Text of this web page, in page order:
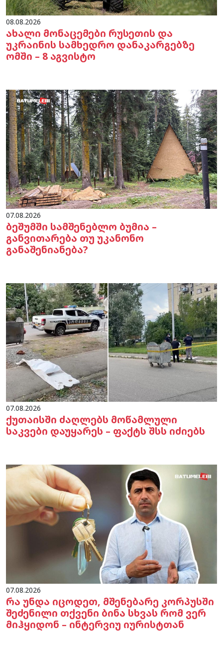
08.08.2026
ახალი მონაცემები რუსეთის და
უკრაინის სამხედრო დანაკარგებზე
ომში – 8 აგვისტო
07.08.2026
ბეშუმში სამშენებლო ბუმია –
განვითარება თუ უკანონო
განაშენიანება?
07.08.2026
ქუთაისში ძაღლებს მოწამლული
საკვები დაუყარეს – ფაქტს შსს იძიებს
07.08.2026
რა უნდა იცოდეთ, მშენებარე კორპუსში
შეძენილი თქვენი ბინა სხვას რომ ვერ
მიჰყიდონ – ინტერვიუ იურისტთან